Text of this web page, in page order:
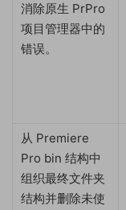
消除原生 PrPro
项目管理器中的
错误。
从 Premiere
Pro bin 结构中
组织最终文件夹
结构并删除未使